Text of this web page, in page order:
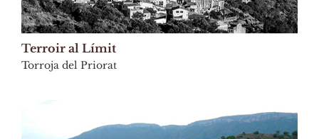
Terroir al Límit
Torroja del Priorat